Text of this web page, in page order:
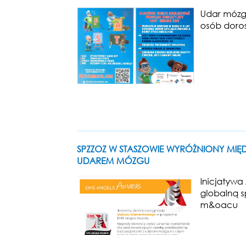
Udar
osób
SPZZOZ W STASZOWIE WYRÓŻNIONY
UDAREM MÓZGU
globalną
m&oacu